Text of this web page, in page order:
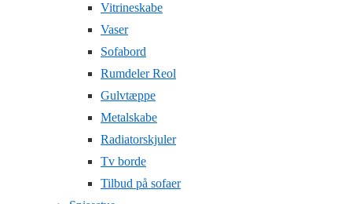
Vitrineskabe
Vaser
Sofabord
Rumdeler Reol
Gulvtæppe
Metalskabe
Radiatorskjuler
Tv borde
Tilbud på sofaer